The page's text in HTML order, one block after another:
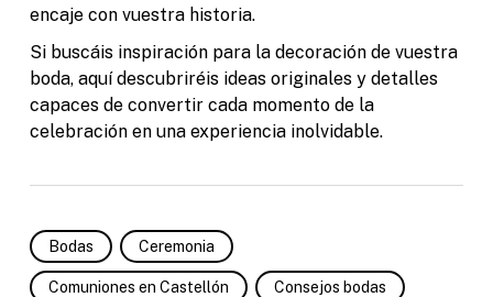
encaje con vuestra historia.
Si buscáis inspiración para la decoración de vuestra
boda, aquí descubriréis ideas originales y detalles
capaces de convertir cada momento de la
celebración en una experiencia inolvidable.
Bodas Ceremonia
Comuniones en Castellón Consejos bodas